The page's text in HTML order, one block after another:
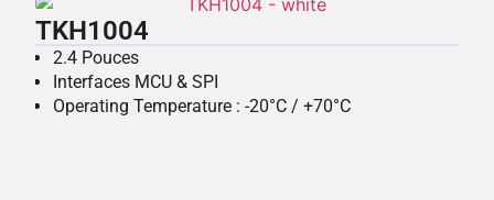
TKH1004
2.4 Pouces
Interfaces MCU & SPI
Operating Temperature : -20°C / +70°C